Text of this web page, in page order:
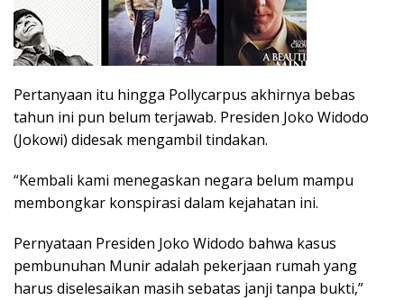
Pertanyaan itu hingga Pollycarpus akhirnya bebas
tahun ini pun belum terjawab. Presiden Joko Widodo
(Jokowi) didesak mengambil tindakan.
“Kembali kami menegaskan negara belum mampu
membongkar konspirasi dalam kejahatan ini.
Pernyataan Presiden Joko Widodo bahwa kasus
pembunuhan Munir adalah pekerjaan rumah yang
harus diselesaikan masih sebatas janji tanpa bukti,”